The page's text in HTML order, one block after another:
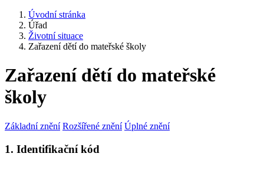
Úvodní stránka
Úřad
Životní situace
Zařazení dětí do mateřské školy
Zařazení dětí do mateřské
školy
Základní znění Rozšířené znění Úplné znění
1. Identifikační kód